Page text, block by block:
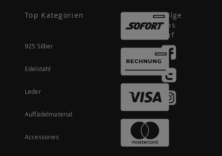
Top Kategorien
925 Silber
Edelstahl
Leder
Auffädelmaterial
Accessories
Folge
uns
auf